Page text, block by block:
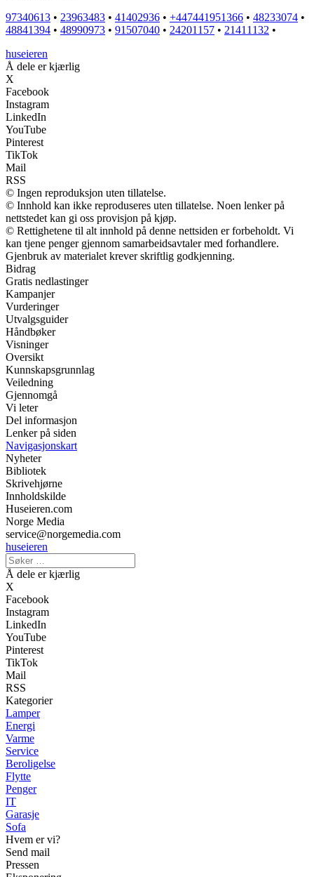
97340613 • 23963483 • 41402936 • +447441951366 • 48233074 •
48841394 • 48990973 • 91507040 • 24201157 • 21411132 •
huseieren
Å dele er kjærlig
X
Facebook
Instagram
LinkedIn
YouTube
Pinterest
TikTok
Mail
RSS
© Ingen reproduksjon uten tillatelse.
© Innhold kan ikke reproduseres uten tillatelse. Noen lenker på
nettstedet kan gi oss provisjon på kjøp.
© Rettighetene til alt innhold på denne nettsiden er forbeholdt. Vi
kan tjene penger gjennom samarbeidsavtaler med forhandlere.
Gjenbruk av materialet krever skriftlig godkjenning.
Bidrag
Gratis nedlastinger
Kampanjer
Vurderinger
Utvalgsguider
Håndbøker
Visninger
Oversikt
Kunnskapsgrunnlag
Veiledning
Gjennomgå
Vi leter
Del informasjon
Lenker på siden
Navigasjonskart
Nyheter
Bibliotek
Skrivehjørne
Innholdskilde
Huseieren.com
Norge Media
service@norgemedia.com
huseieren
Å dele er kjærlig
X
Facebook
Instagram
LinkedIn
YouTube
Pinterest
TikTok
Mail
RSS
Kategorier
Lamper
Energi
Varme
Service
Beroligelse
Flytte
Penger
IT
Garasje
Sofa
Hvem er vi?
Send mail
Pressen